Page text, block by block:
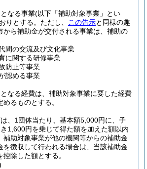
なる事業(以下「補助対象事業」とい
りとする。 ただし、 この告示と同様の趣
から補助金が交付される事業は、補助の
間の交流及び文化事業
に関する研修事業
防止等事業
認める事業
なる経費は、補助対象事業に要した経費
めるものとする。
、1団体当たり、基本額5,000円に、子
1,600円を乗じて得た額を加えた額以内
補助対象事業が他の機関等からの補助金
を徴収して行われる場合は、当該補助金
除した額とする。